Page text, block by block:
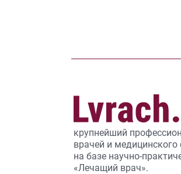
крупнейший
врачей и медицинского
на базе научно-
«Лечащий врач».